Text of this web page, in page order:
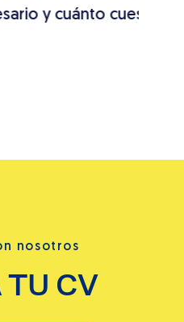
cuesta
nosotros
CV